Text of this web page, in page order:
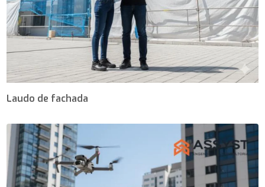
Laudo de fachada